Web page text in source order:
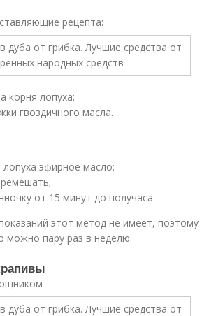
рецепта:
корня лопуха;
гвоздичного масла.
лопуха эфирное масло;
от 15 минут до получаса.
этот метод не имеет, поэтому
можно пару раз в неделю.